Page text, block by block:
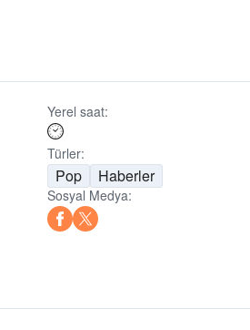
Yerel saat:
Türler:
Pop Haberler
Sosyal Medya: